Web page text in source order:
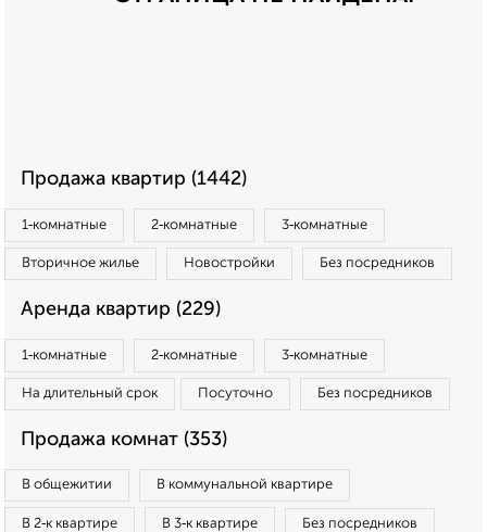
Продажа квартир (1442)
1‑комнатные 2‑комнатные 3‑комнатные
Вторичное жилье Новостройки Без посредников
Аренда квартир (229)
1‑комнатные 2‑комнатные 3‑комнатные
На длительный срок Посуточно Без посредников
Продажа комнат (353)
В общежитии В коммунальной квартире
В 2‑к квартире В 3‑к квартире Без посредников